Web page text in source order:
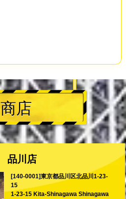
商店
品川店
[140-0001]東京都品川区北品川1-23-
15
1-23-15 Kita-Shinagawa Shinagawa